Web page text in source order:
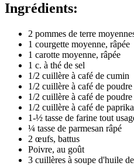
Ingrédients:
2 pommes de terre
1 courgette moyenne, râpée
1 carotte moyenne, râpée
1 c. à thé de sel
1/2 cuillère à café de cumin
1/2 cuillère à café de
1/2 cuillère à café de
1/2 cuillère à café de paprika
1-½ tasse de farine tout
¼ tasse de parmesan râpé
2 œufs, battus
Poivre, au goût
3 cuillères à soupe d'huile